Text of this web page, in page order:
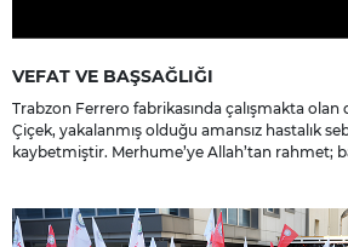
VEFAT VE BAŞSAĞLIĞI
Trabzon Ferrero fabrikasında çalışmakta
Çiçek, yakalanmış olduğu amansız hastalık
kaybetmiştir. Merhume’ye Allah’tan rahmet;